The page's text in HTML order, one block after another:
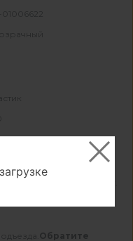
при заказе от 22000 ₽.
Обратите